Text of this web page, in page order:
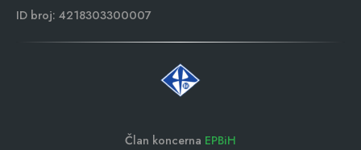
ID broj: 4218303300007
Član koncerna EPBiH